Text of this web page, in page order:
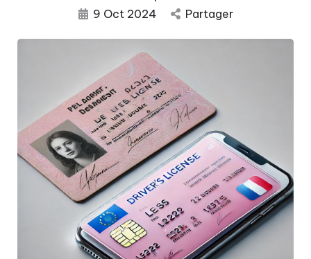
9 Oct 2024
Partager